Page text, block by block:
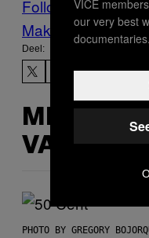
Follow Us On
Make Us
Deel:
MEER
VAN DIT
PHOTO BY GREGORY
VICE
our very best
documentaries.